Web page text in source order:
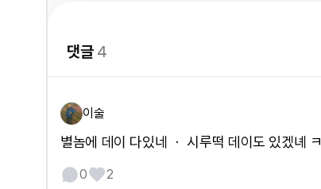
댓글4
이술
별놈에 데이 다있네 ㆍ 시루떡 데이도 있겠녜 ㅋ
0 2